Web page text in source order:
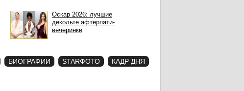
Оскар 2026: лучшие
декольте афтерпати-
вечеринки
БИОГРАФИИ STARФОТО КАДР ДНЯ